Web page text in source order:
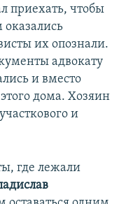
приехать, чтобы
их опознали.
адвокату
и вместо
дома. Хозяин
и
где лежали